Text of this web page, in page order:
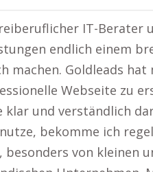
IT-Berater
endlich einem
machen. Goldleads
Webseite zu
klar und verständlich
bekomme ich
besonders von kleinen